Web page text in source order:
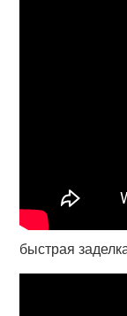
быстрая